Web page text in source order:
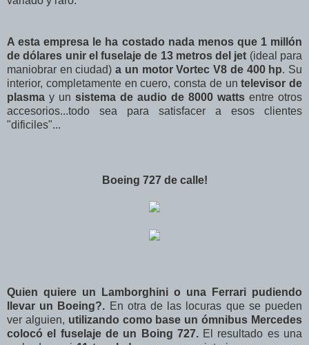
A esta empresa le ha costado nada menos que 1 millón
de dólares unir el fuselaje de 13 metros del jet (ideal para
maniobrar en ciudad) a un motor Vortec V8 de 400 hp. Su
interior, completamente en cuero, consta de untelevisor de
plasma y un sistema de audio de 8000 watts entre otros
accesorios...todo sea para satisfacer a esos clientes
"dificiles"...
Boeing 727 de calle!
Quien quiere un Lamborghini o una Ferrari pudiendo
llevar un Boeing?. En otra de las locuras que se pueden
ver alguien, utilizando como base un ómnibus Mercedes
colocó el fuselaje de un Boing 727.El resultado es una